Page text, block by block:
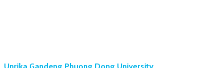
Unrika Gandeng Phuong Dong University